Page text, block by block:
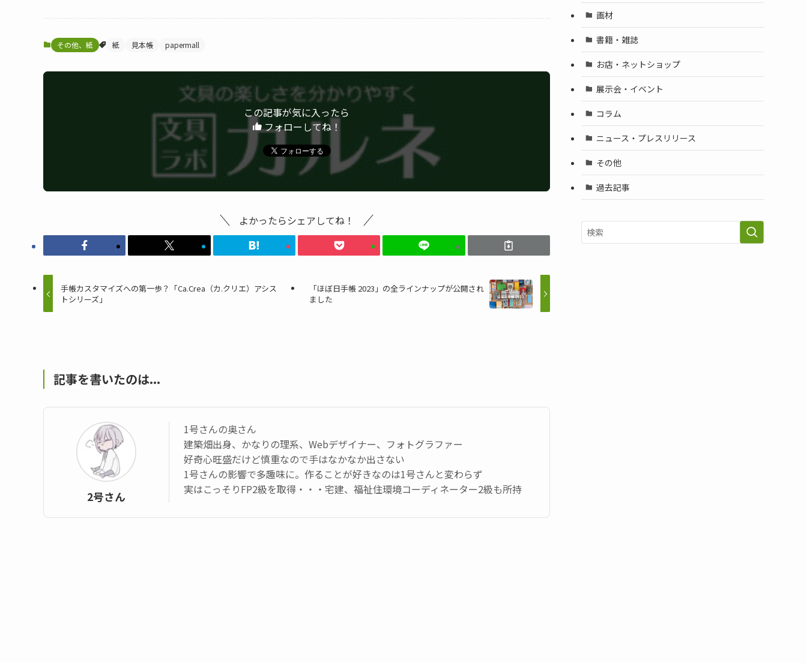
その他、紙 紙 見本帳 papermall
この記事が気に入ったら
フォローしてね！
よかったらシェアしてね！
手帳カスタマイズへの第一歩？「Ca.Crea（カ.クリエ）アシス
トシリーズ」
「ほぼ日手帳 2023」の全ラインナップが公開され
ました
記事を書いたのは...
2号さん
1号さんの奥さん
建築畑出身、かなりの理系、Webデザイナー、フォトグラファー
好奇心旺盛だけど慎重なので手はなかなか出さない
1号さんの影響で多趣味に。作ることが好きなのは1号さんと変わらず
実はこっそりFP2級を取得・・・宅建、福祉住環境コーディネーター2級も所持
画材
書籍・雑誌
お店・ネットショップ
展示会・イベント
コラム
ニュース・プレスリリース
その他
過去記事